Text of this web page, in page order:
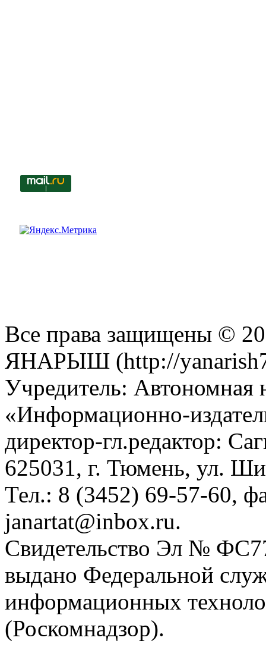
Все права защищены ©
ЯНАРЫШ (http://
Учредитель: Автономная
«Информационно-
директор-гл.редактор:
625031, г. Тюмень, ул.
Тел.: 8 (3452) 69-57-60,
janartat@inbox.ru.
Свидетельство Эл №
выдано Федеральной
информационных
(Роскомнадзор).